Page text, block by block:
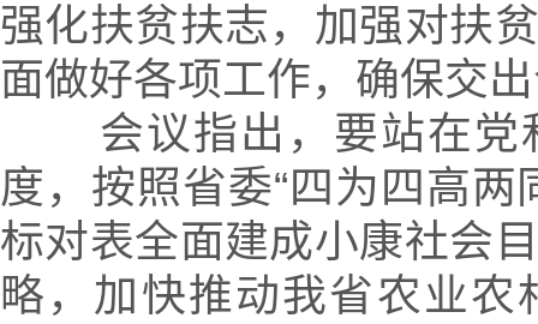
强化扶贫扶志，加强对扶
面做好各项工作，确保交
会议指出，要站在党
度，按照省委“四为四高
标对表全面建成小康社会
略，加快推动我省农业